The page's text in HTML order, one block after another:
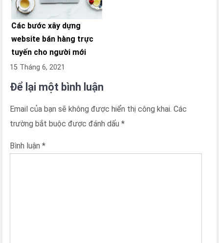
Các bước xây dựng
website bán hàng trực
tuyến cho người mới
15 Tháng 6, 2021
Để lại một bình luận
Email của bạn sẽ không được hiển thị công khai. Các
trường bắt buộc được đánh dấu *
Bình luận *